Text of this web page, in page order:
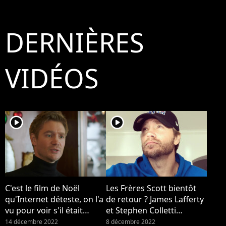
DERNIÈRES
VIDÉOS
player2
C'est le film de Noël
qu'Internet déteste, on l'a
vu pour voir s'il était
vraiment si horrible
14 décembre 2022
player2
Les Frères Scott bientôt
de retour ? James Lafferty
et Stephen Colletti
répondent à Purebreak.
8 décembre 2022